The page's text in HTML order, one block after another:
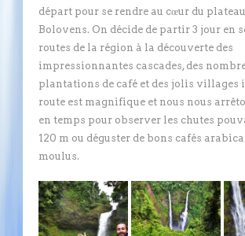
départ pour se rendre au cœur du
Bolovens. On décide de partir 3 jour en
routes de la région à la découverte des
impressionnantes cascades, des
plantations de café et des jolis villages
route est magnifique et nous nous
en temps pour observer les chutes
120 m ou déguster de bons cafés
moulus.